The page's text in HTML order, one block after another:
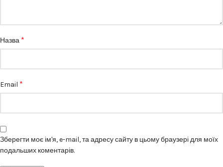
Назва *
Email *
Зберегти моє ім'я, e-mail, та адресу сайту в цьому браузері для моїх
подальших коментарів.